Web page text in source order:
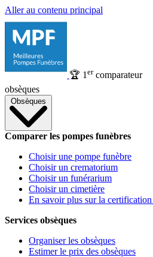
Aller au contenu principal
🏆 1 ercomparateur
obsèques
Obsèques
Comparer les pompes funèbres
Choisir une pompe funèbre
Choisir un crematorium
Choisir un funérarium
Choisir un cimetière
En savoir plus sur la
Services obsèques
Organiser les obsèques
Estimer le prix des obsèques